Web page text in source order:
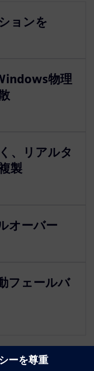
ョンを
物理
、リアルタ
製
オーバー
フェールバ